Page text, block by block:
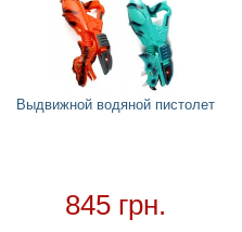
+
+
+
+
Выдвижной водяной пистолет
845 грн.